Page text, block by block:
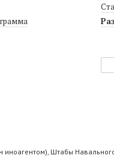
Штабы